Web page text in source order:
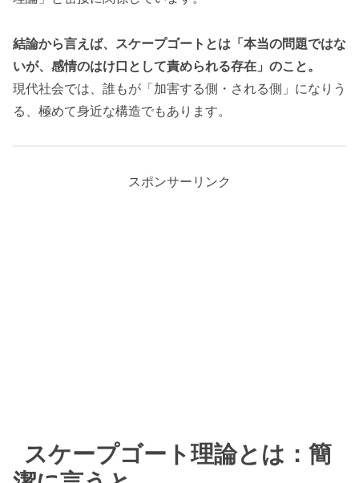
結論から言えば、スケープゴートとは「本当の問題ではな
いが、感情のはけ口として責められる存在」のこと。
現代社会では、誰もが「加害する側・される側」になりう
る、極めて身近な構造でもあります。
スポンサーリンク
スケープゴート理論とは：簡